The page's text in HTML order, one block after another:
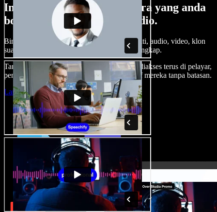
Ini hanya sebahagian perkara yang anda
boleh buat di Speechify Studio.
Bina suara latar, tambah imej stok tanpa royalti, audio, video, klon
suara anda, untuk projek audio video yang lengkap.
Tanpa keluk pembelajaran dan semua boleh diakses terus di pelayar,
pencipta boleh realisasikan segala idea kreatif mereka tanpa batasan.
Lancarkan Studio